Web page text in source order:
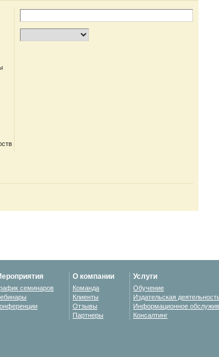
семинаров
О компании
Команда
Клиенты
Отзывы
Партнеры
Услуги
Обучение
Издательская
Информационное
Консалтинг